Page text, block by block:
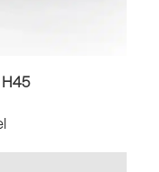
H45